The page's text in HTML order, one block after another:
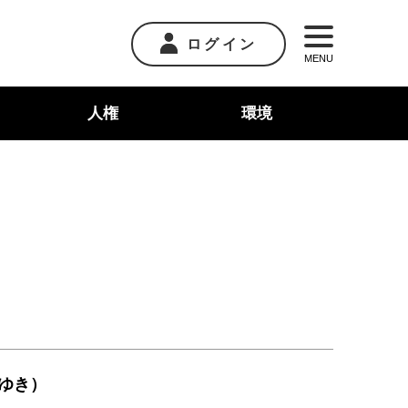
ログイン
MENU
人権 環境
き）